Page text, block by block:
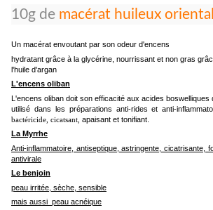
10g de macérat huileux oriental
Un macérat envoutant par son odeur d'encens
hydratant grâce à la glycérine, nourrissant et non gras
l'huile d'argan
L'encens oliban
L'encens oliban doit son efficacité aux acides boswelliques
utilisé dans les préparations anti-rides et anti-
bactéricide, cicatsant, apaisant et tonifiant.
La Myrrhe
Anti-inflammatoire, antiseptique, astringente, cicatrisante,
antivirale
Le benjoin
peau irritée, sèche, sensible
mais aussi peau acnéique